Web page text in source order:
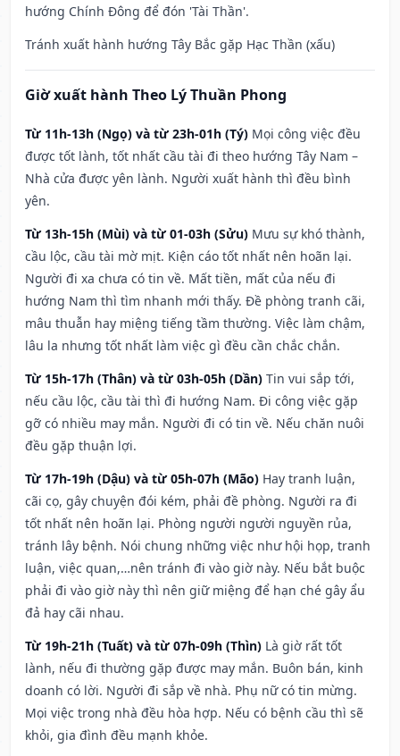
hướng Chính Đông để đón 'Tài Thần'.
Tránh xuất hành hướng Tây Bắc gặp Hạc Thần (xấu)
Giờ xuất hành Theo Lý Thuần Phong
Từ 11h-13h (Ngọ) và từ 23h-01h (Tý) Mọi công việc đều
được tốt lành, tốt nhất cầu tài đi theo hướng Tây Nam –
Nhà cửa được yên lành. Người xuất hành thì đều bình
yên.
Từ 13h-15h (Mùi) và từ 01-03h (Sửu) Mưu sự khó thành,
cầu lộc, cầu tài mờ mịt. Kiện cáo tốt nhất nên hoãn lại.
Người đi xa chưa có tin về. Mất tiền, mất của nếu đi
hướng Nam thì tìm nhanh mới thấy. Đề phòng tranh cãi,
mâu thuẫn hay miệng tiếng tầm thường. Việc làm chậm,
lâu la nhưng tốt nhất làm việc gì đều cần chắc chắn.
Từ 15h-17h (Thân) và từ 03h-05h (Dần) Tin vui sắp tới,
nếu cầu lộc, cầu tài thì đi hướng Nam. Đi công việc gặp
gỡ có nhiều may mắn. Người đi có tin về. Nếu chăn nuôi
đều gặp thuận lợi.
Từ 17h-19h (Dậu) và từ 05h-07h (Mão) Hay tranh luận,
cãi cọ, gây chuyện đói kém, phải đề phòng. Người ra đi
tốt nhất nên hoãn lại. Phòng người người nguyền rủa,
tránh lây bệnh. Nói chung những việc như hội họp, tranh
luận, việc quan,…nên tránh đi vào giờ này. Nếu bắt buộc
phải đi vào giờ này thì nên giữ miệng để hạn ché gây ẩu
đả hay cãi nhau.
Từ 19h-21h (Tuất) và từ 07h-09h (Thìn) Là giờ rất tốt
lành, nếu đi thường gặp được may mắn. Buôn bán, kinh
doanh có lời. Người đi sắp về nhà. Phụ nữ có tin mừng.
Mọi việc trong nhà đều hòa hợp. Nếu có bệnh cầu thì sẽ
khỏi, gia đình đều mạnh khỏe.